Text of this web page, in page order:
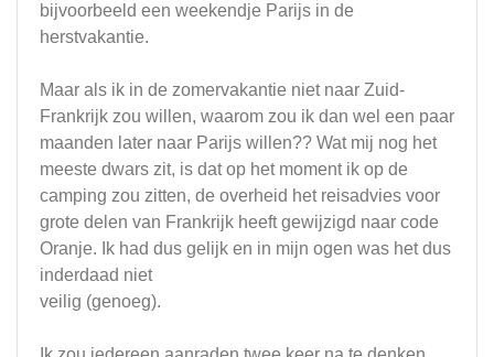
bijvoorbeeld een weekendje Parijs in de
herstvakantie.
Maar als ik in de zomervakantie niet naar Zuid-
Frankrijk zou willen, waarom zou ik dan wel een paar
maanden later naar Parijs willen?? Wat mij nog het
meeste dwars zit, is dat op het moment ik op de
camping zou zitten, de overheid het reisadvies voor
grote delen van Frankrijk heeft gewijzigd naar code
Oranje. Ik had dus gelijk en in mijn ogen was het dus
inderdaad niet
veilig (genoeg).